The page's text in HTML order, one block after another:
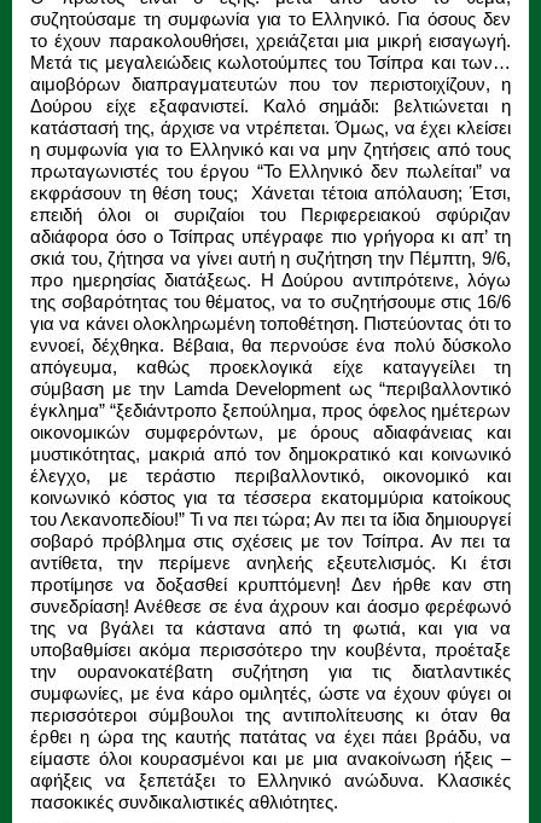
συζητούσαμε τη συμφωνία για το Ελληνικό. Για όσους δεν
το έχουν παρακολουθήσει, χρειάζεται μια μικρή εισαγωγή.
Μετά τις μεγαλειώδεις κωλοτούμπες του Τσίπρα και των…
αιμοβόρων διαπραγματευτών που τον περιστοιχίζουν, η
Δούρου είχε εξαφανιστεί. Καλό σημάδι: βελτιώνεται η
κατάστασή της, άρχισε να ντρέπεται. Όμως, να έχει κλείσει
η συμφωνία για το Ελληνικό και να μην ζητήσεις από τους
πρωταγωνιστές του έργου “Το Ελληνικό δεν πωλείται” να
εκφράσουν τη θέση τους; Χάνεται τέτοια απόλαυση; Έτσι,
επειδή όλοι οι συριζαίοι του Περιφερειακού σφύριζαν
αδιάφορα όσο ο Τσίπρας υπέγραφε πιο γρήγορα κι απ’ τη
σκιά του, ζήτησα να γίνει αυτή η συζήτηση την Πέμπτη, 9/6,
προ ημερησίας διατάξεως. Η Δούρου αντιπρότεινε, λόγω
της σοβαρότητας του θέματος, να το συζητήσουμε στις 16/6
για να κάνει ολοκληρωμένη τοποθέτηση. Πιστεύοντας ότι το
εννοεί, δέχθηκα. Βέβαια, θα περνούσε ένα πολύ δύσκολο
απόγευμα, καθώς προεκλογικά είχε καταγγείλει τη
σύμβαση με την Lamda Development ως “περιβαλλοντικό
έγκλημα” “ξεδιάντροπο ξεπούλημα, προς όφελος ημέτερων
οικονομικών συμφερόντων, με όρους αδιαφάνειας και
μυστικότητας, μακριά από τον δημοκρατικό και κοινωνικό
έλεγχο, με τεράστιο περιβαλλοντικό, οικονομικό και
κοινωνικό κόστος για τα τέσσερα εκατομμύρια κατοίκους
του Λεκανοπεδίου!” Τι να πει τώρα; Αν πει τα ίδια δημιουργεί
σοβαρό πρόβλημα στις σχέσεις με τον Τσίπρα. Αν πει τα
αντίθετα, την περίμενε ανηλεής εξευτελισμός. Κι έτσι
προτίμησε να δοξασθεί κρυπτόμενη! Δεν ήρθε καν στη
συνεδρίαση! Ανέθεσε σε ένα άχρουν και άοσμο φερέφωνό
της να βγάλει τα κάστανα από τη φωτιά, και για να
υποβαθμίσει ακόμα περισσότερο την κουβέντα, προέταξε
την ουρανοκατέβατη συζήτηση για τις διατλαντικές
συμφωνίες, με ένα κάρο ομιλητές, ώστε να έχουν φύγει οι
περισσότεροι σύμβουλοι της αντιπολίτευσης κι όταν θα
έρθει η ώρα της καυτής πατάτας να έχει πάει βράδυ, να
είμαστε όλοι κουρασμένοι και με μια ανακοίνωση ήξεις –
αφήξεις να ξεπετάξει το Ελληνικό ανώδυνα. Κλασικές
πασοκικές συνδικαλιστικές αθλιότητες.